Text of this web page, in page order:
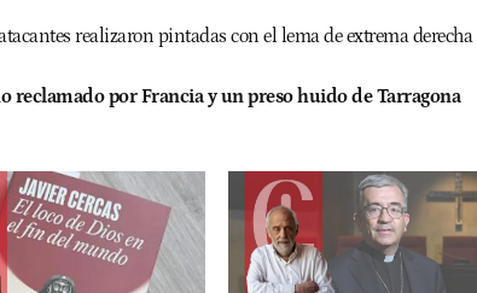
realizaron pintadas con el lema de extrema derecha
reclamado por Francia y un preso huido de Tarragona